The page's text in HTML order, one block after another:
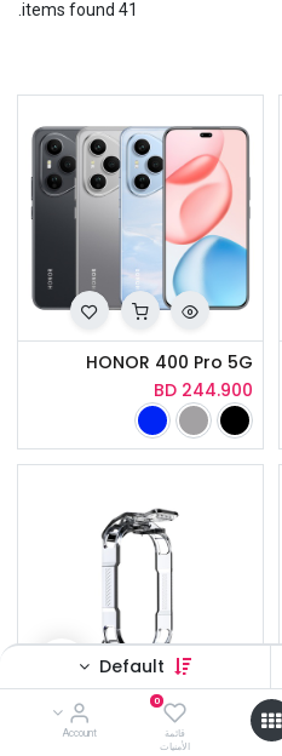
Default
0
قائمة
الأمنيات
Account
41 items found.
HONOR 400 Pro 5G
BD 244.900